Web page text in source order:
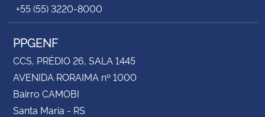
+55 (55) 3220-8000
PPGENF
CCS, PRÉDIO 26, SALA 1445
AVENIDA RORAIMA nº 1000
Bairro CAMOBI
Santa Maria - RS